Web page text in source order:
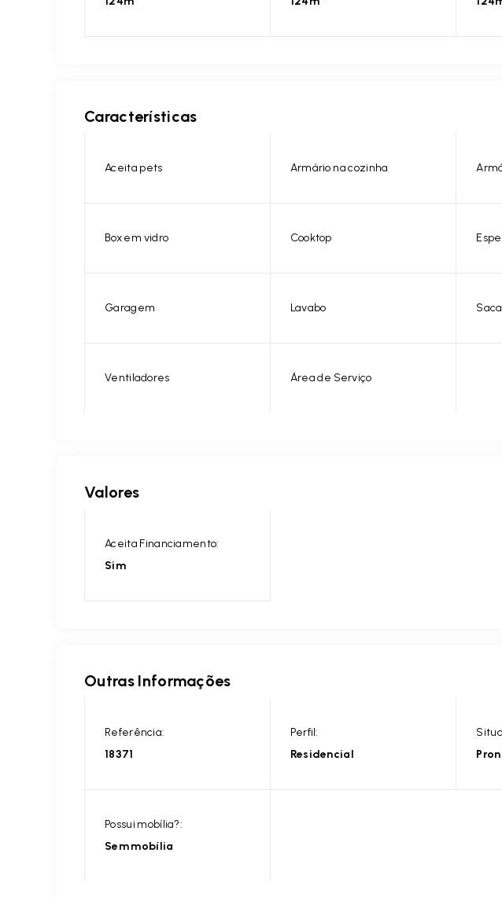
Características
Aceita pets Armário na cozinha
Box em vidro Cooktop
Garagem Lavabo
Ventiladores Área de Serviço
Valores
Aceita Financiamento:
Sim
Outras Informações
Referência:
18371
Perfil:
Residencial
Possui mobília?:
Sem mobília